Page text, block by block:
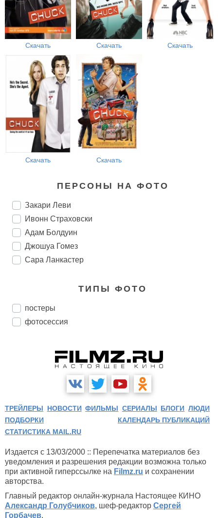
Скачать Скачать Скачать
Скачать Скачать
ПЕРСОНЫ НА ФОТО
Закари Леви
Ивонн Страховски
Адам Болдуин
Джошуа Гомез
Сара Ланкастер
ТИПЫ ФОТО
постеры
фотосессия
ТРЕЙЛЕРЫ НОВОСТИ ФИЛЬМЫ СЕРИАЛЫ БЛОГИ ЛЮДИ
ПОДБОРКИ
КАЛЕНДАРЬ ПУБЛИКАЦИЙ
СТАТИСТИКА MAIL.RU
Издается с 13/03/2000 :: Перепечатка материалов без
уведомления и разрешения редакции возможна только
при активной гиперссылке на Filmz.ru и сохранении
авторства.
Главный редактор онлайн-журнала Настоящее КИНО
Александр Голубчиков, шеф-редактор Сергей
Горбачев.